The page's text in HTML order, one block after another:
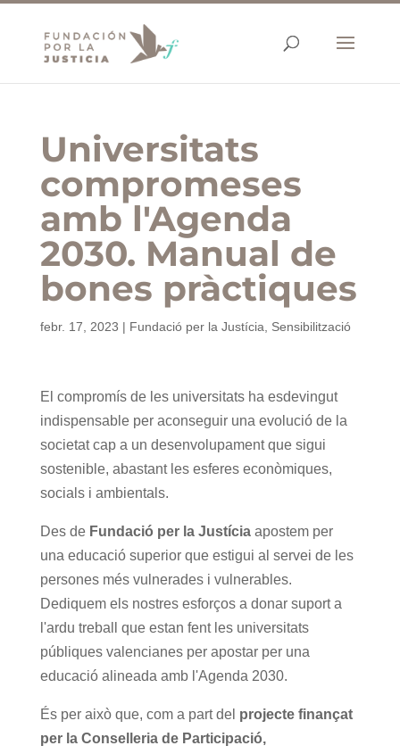
Universitats
compromeses
amb l'Agenda
2030. Manual de
bones pràctiques
febr. 17, 2023 | Fundació per la Justícia Sensibilització
El compromís de les universitats ha esdevingut
indispensable per aconseguir una evolució de la
societat cap a un desenvolupament que sigui
sostenible, abastant les esferes econòmiques,
socials i ambientals.
Des de Fundació per la Justíciaapostem per
una educació superior que estigui al servei de les
persones més vulnerades i vulnerables.
Dediquem els nostres esforços a donar suport a
l'ardu treball que estan fent les universitats
públiques valencianes per apostar per una
educació alineada amb l'Agenda 2030.
És per això que, com a part del projecte finançat
per la Conselleria de Participació,